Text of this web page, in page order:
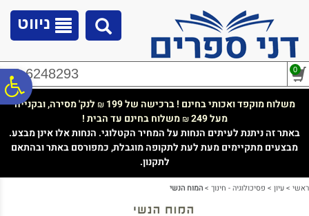
נגישות
ניווט
02-6248293 0
משלוח מוקפד ואכותי בחינם ! ברכישה של 199 ₪ לנק' מסירה, ובקנייה
מעל 249
₪משלוח בחינם עד הבית !
באתר זה ניתנת לעיתים הנחות על המחיר הקטלוגי. הנחות אלו אינן מבצע.
מבצעים מתקיימים מעת לעת לתקופה מוגבלת, כמפורסם באתר ובהתאם
לתקנון.
ראשי >עיון > פסיכולוגיה - חינוך >המוח הנשי